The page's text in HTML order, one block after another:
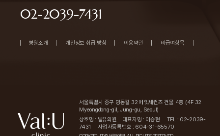
02-2039-7431
병원소개 개인정보 취급 방침 이용약관 비급여항목
서울특별시 중구 명동길 32 에잇세컨즈 건물 4층 (4F 32
Myeongdong-gil, Jung-gu, Seoul)
상호명 : 벨유의원
대표자명 : 이승현
TEL : 02-2039-
7431
사업자등록번호 : 604-31-65570